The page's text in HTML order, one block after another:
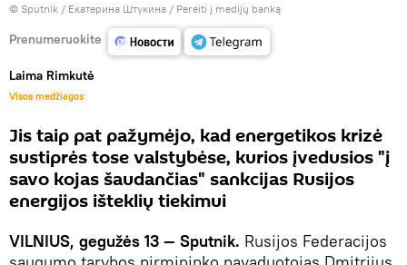
© Sputnik / Екатерина Штукина / Pereiti į medijų banką
Prenumeruokite
Laima Rimkutė
Visos medžiagos
Jis taip pat pažymėjo, kad energetikos krizė
sustiprės tose valstybėse, kurios įvedusios "į
savo kojas šaudančias" sankcijas Rusijos
energijos išteklių tiekimui
VILNIUS, gegužės 13 — Sputnik. Rusijos Federacijos